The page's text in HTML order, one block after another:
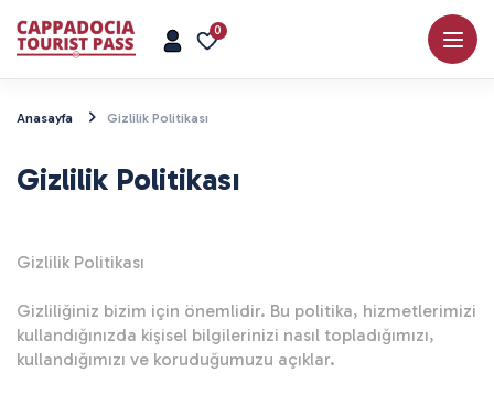
0
Anasayfa Gizlilik Politikası
Gizlilik Politikası
Gizlilik Politikası
Gizliliğiniz bizim için önemlidir. Bu politika, hizmetlerimizi
kullandığınızda kişisel bilgilerinizi nasıl topladığımızı,
kullandığımızı ve koruduğumuzu açıklar.